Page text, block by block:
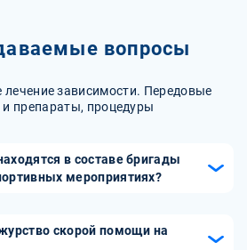
вопросы
зависимости. Передовые
и препараты, процедуры
в составе бригады
мероприятиях?
находятся фельдшеры или врачи,
скорой помощи на